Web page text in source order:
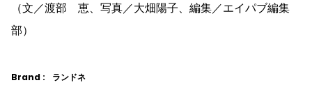
（文／渡部 恵、写真／大畑陽子、編集／エイパブ編集
部）
Brand : ランドネ